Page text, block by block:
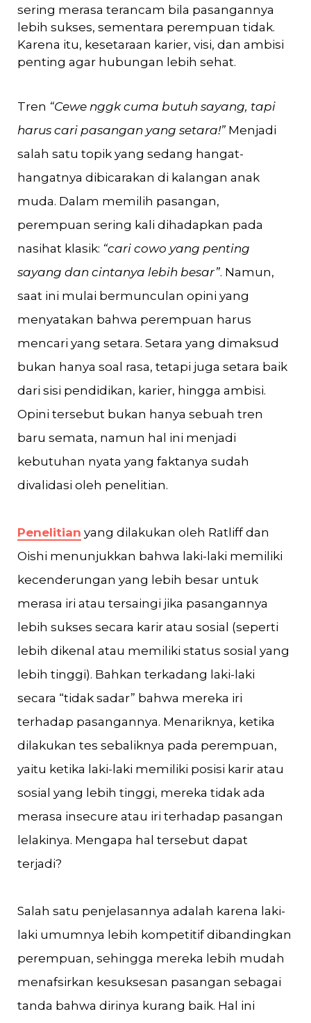
sering merasa terancam bila pasangannya
lebih sukses, sementara perempuan tidak.
Karena itu, kesetaraan karier, visi, dan ambisi
penting agar hubungan lebih sehat.
Tren “Cewe nggk cuma butuh sayang, tapi
harus cari pasangan yang setara!” Menjadi
salah satu topik yang sedang hangat-
hangatnya dibicarakan di kalangan anak
muda. Dalam memilih pasangan,
perempuan sering kali dihadapkan pada
nasihat klasik: “cari cowo yang penting
sayang dan cintanya lebih besar”. Namun,
saat ini mulai bermunculan opini yang
menyatakan bahwa perempuan harus
mencari yang setara. Setara yang dimaksud
bukan hanya soal rasa, tetapi juga setara baik
dari sisi pendidikan, karier, hingga ambisi.
Opini tersebut bukan hanya sebuah tren
baru semata, namun hal ini menjadi
kebutuhan nyata yang faktanya sudah
divalidasi oleh penelitian.
Penelitian yang dilakukan oleh Ratliff dan
Oishi menunjukkan bahwa laki-laki memiliki
kecenderungan yang lebih besar untuk
merasa iri atau tersaingi jika pasangannya
lebih sukses secara karir atau sosial (seperti
lebih dikenal atau memiliki status sosial yang
lebih tinggi). Bahkan terkadang laki-laki
secara “tidak sadar” bahwa mereka iri
terhadap pasangannya. Menariknya, ketika
dilakukan tes sebaliknya pada perempuan,
yaitu ketika laki-laki memiliki posisi karir atau
sosial yang lebih tinggi, mereka tidak ada
merasa insecure atau iri terhadap pasangan
lelakinya. Mengapa hal tersebut dapat
terjadi?
Salah satu penjelasannya adalah karena laki-
laki umumnya lebih kompetitif dibandingkan
perempuan, sehingga mereka lebih mudah
menafsirkan kesuksesan pasangan sebagai
tanda bahwa dirinya kurang baik. Hal ini